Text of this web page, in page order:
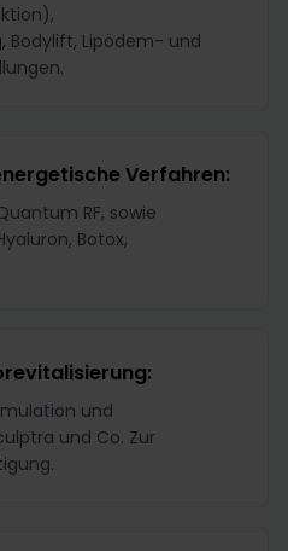
Bodylift, Lipödem- und
Verfahren:
RF, sowie
Botox,
und
und Co. Zur